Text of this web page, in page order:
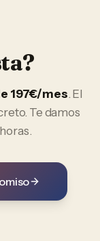
197€/mes. El
Te damos